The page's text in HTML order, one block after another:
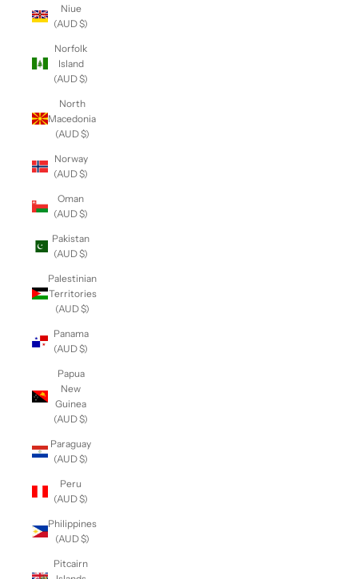
Niue
(AUD $)
Norfolk
Island
(AUD $)
North
Macedonia
(AUD $)
Norway
(AUD $)
Oman
(AUD $)
Pakistan
(AUD $)
Palestinian
Territories
(AUD $)
Panama
(AUD $)
Papua
New
Guinea
(AUD $)
Paraguay
(AUD $)
Peru
(AUD $)
Philippines
(AUD $)
Pitcairn